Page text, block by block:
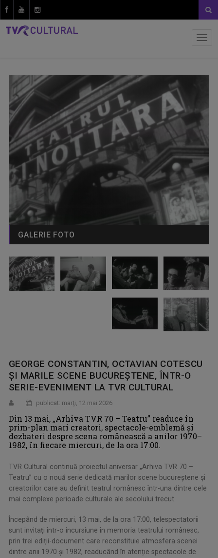
GALERIE FOTO
GEORGE CONSTANTIN, OCTAVIAN COTESCU
ȘI MARILE SCENE BUCUREȘTENE, ÎNTR-O
SERIE-EVENIMENT LA TVR CULTURAL
publicat: marţi, 12 mai 2026
Din 13 mai, „Arhiva TVR 70 – Teatru” readuce în
prim-plan mari creatori, spectacole-emblemă și
dezbateri despre scena românească a anilor 1970–
1982, în fiecare miercuri, de la ora 17:00.
TVR Cultural continuă proiectul aniversar „Arhiva TVR 70 –
Teatru” cu o nouă serie dedicată marilor scene bucureștene și
creatorilor care au definit teatrul românesc într-una dintre cele
mai complexe perioade culturale ale secolului trecut.
Începând de miercuri, 13 mai, de la ora 17:00, telespectatorii
sunt invitați într-o incursiune în memoria teatrului românesc,
prin trei ediții-document care reconstituie atmosfera scenei
dintre anii 1970 și 1982, readucând în atenție spectacole de